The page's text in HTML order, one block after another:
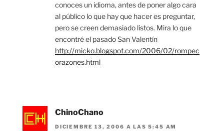
conoces un idioma, antes de poner algo cara
al público lo que hay que hacer es preguntar,
pero se creen demasiado listos. Mira lo que
encontré el pasado San Valentín
http://micko.blogspot.com/2006/02/rompec
orazones.html
ChinoChano
DICIEMBRE 13, 2006 A LAS 5:45 AM